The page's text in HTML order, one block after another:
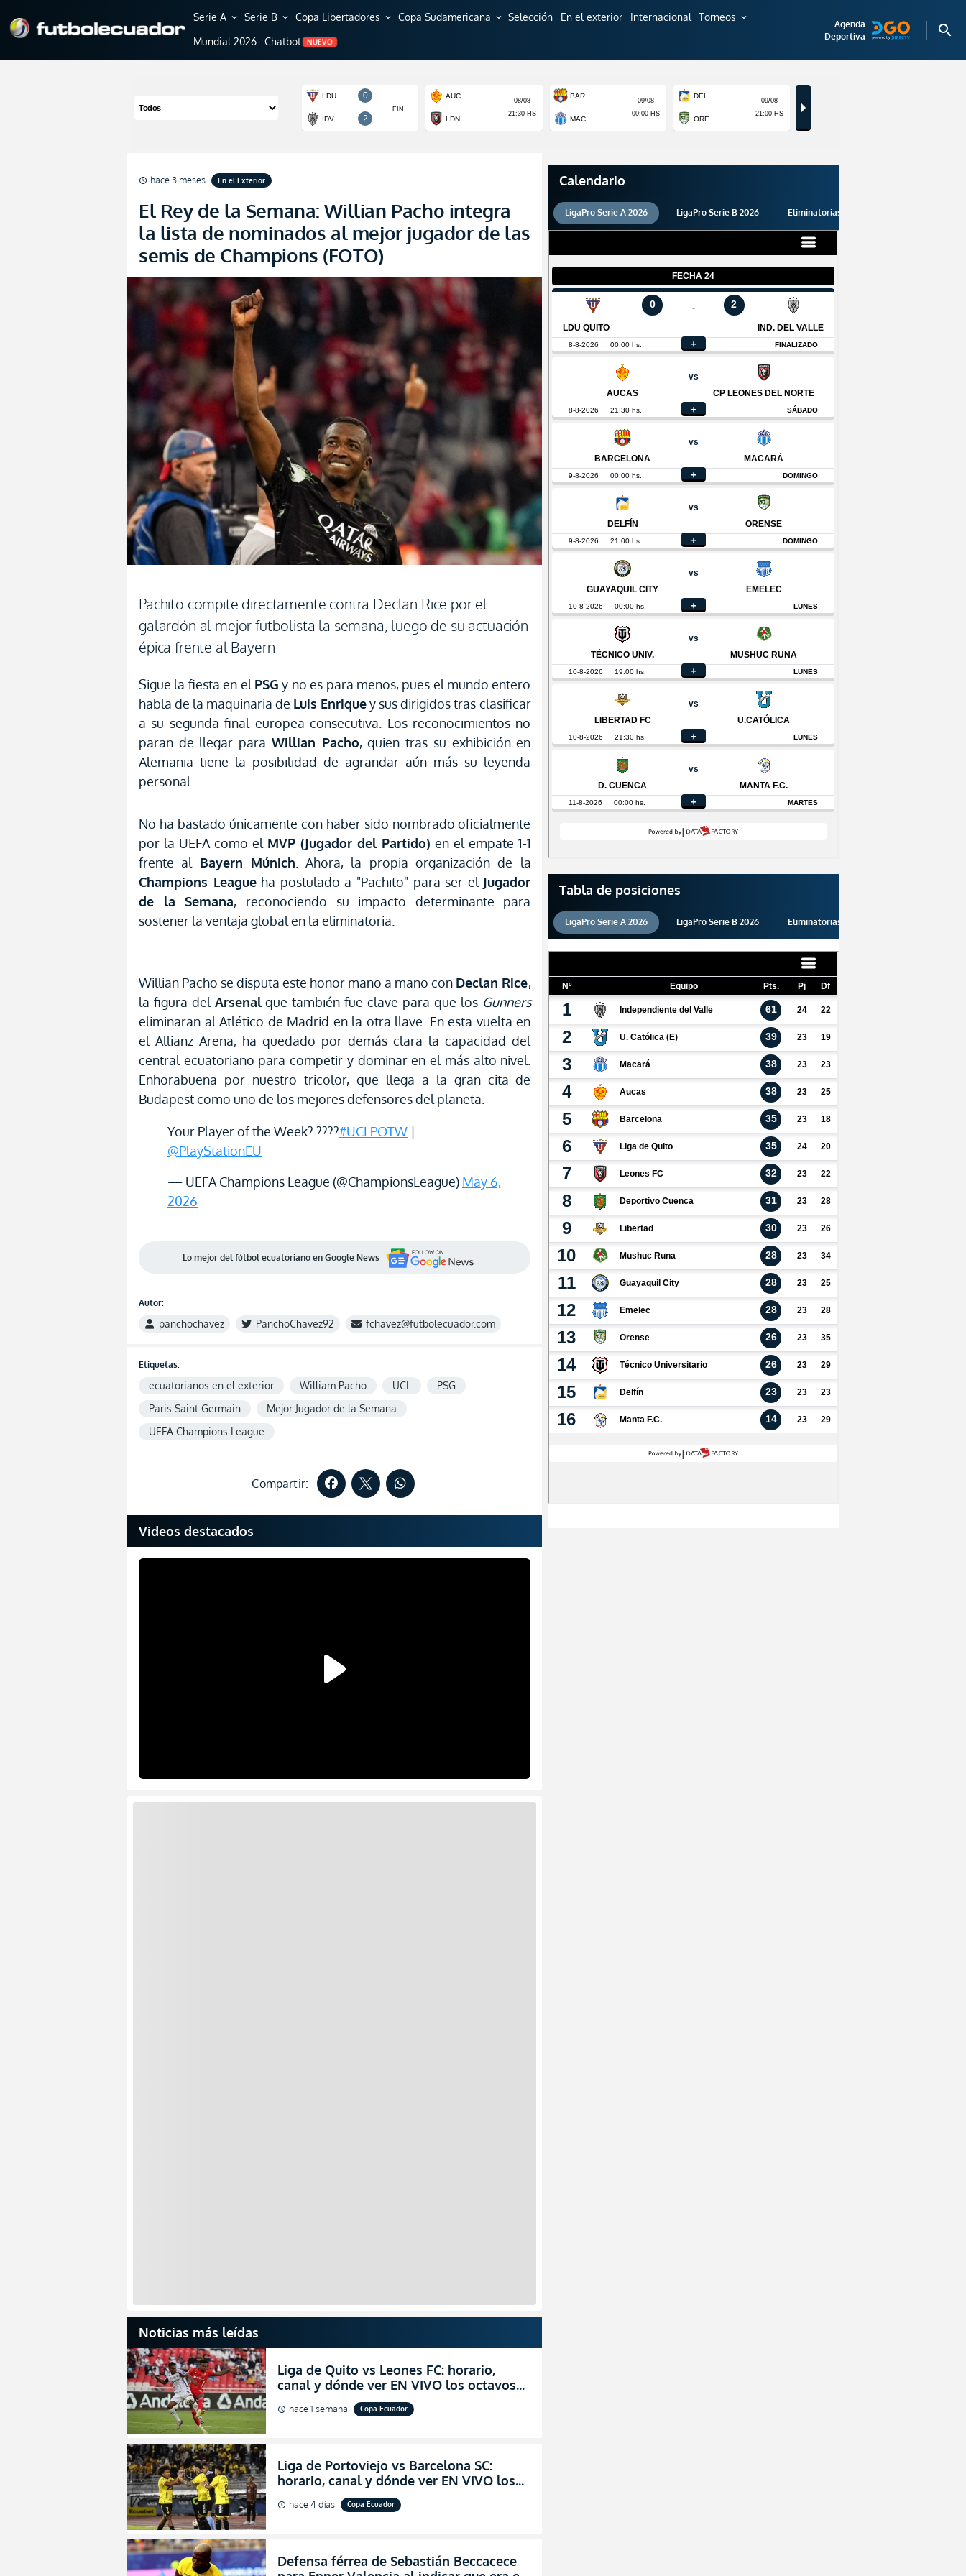
Serie A expand_more Serie B expand_more Copa Libertadores expand_more Copa Sudamericana expand_more Selección En el exterior Internacional Torneos expand_more
Mundial 2026 Chatbot NUEVO
Agenda
Deportiva
search
schedule hace 3 meses En el Exterior
El Rey de la Semana: Willian Pacho integra
la lista de nominados al mejor jugador de las
semis de Champions (FOTO)
Pachito compite directamente contra Declan Rice por el
galardón al mejor futbolista la semana, luego de su actuación
épica frente al Bayern
Sigue la fiesta en el PSG y no es para menos, pues el mundo entero
habla de la maquinaria de Luis Enriquey sus dirigidos tras clasificar
a su segunda final europea consecutiva. Los reconocimientos no
paran de llegar para Willian Pacho, quien tras su exhibición en
Alemania tiene la posibilidad de agrandar aún más su leyenda
personal.
No ha bastado únicamente con haber sido nombrado oficialmente
por la UEFA como el MVP (Jugador del Partido) en el empate 1-1
frente al Bayern Múnich . Ahora, la propia organización de la
Champions Leagueha postulado a "Pachito" para ser el Jugador
de la Semana, reconociendo su impacto determinante para
sostener la ventaja global en la eliminatoria.
Willian Pacho se disputa este honor mano a mano con Declan Rice,
la figura del Arsenalque también fue clave para que los Gunners
eliminaran al Atlético de Madrid en la otra llave. En esta vuelta en
el Allianz Arena, ha quedado por demás clara la capacidad del
central ecuatoriano para competir y dominar en el más alto nivel.
Enhorabuena por nuestro tricolor, que llega a la gran cita de
Budapest como uno de los mejores defensores del planeta.
Your Player of the Week? ????#UCLPOTW |
@PlayStationEU
— UEFA Champions League (@ChampionsLeague) May 6,
2026
Lo mejor del fútbol ecuatoriano en Google News
Autor:
panchochavez PanchoChavez92 fchavez@futbolecuador.com
Etiquetas:
ecuatorianos en el exterior William Pacho UCL
PSG
Paris Saint Germain
Mejor Jugador de la Semana
UEFA Champions League
Compartir:
Videos destacados
Noticias más leídas
Liga de Quito vs Leones FC: horario,
canal y dónde ver EN VIVO los octavos
de final de la Copa Ecuador 2026
schedule hace 1 semana Copa Ecuador
Liga de Portoviejo vs Barcelona SC:
horario, canal y dónde ver EN VIVO los
octavos de final de la Copa Ecuador 2026
schedule hace 4 días Copa Ecuador
Defensa férrea de Sebastián Beccacece
Calendario
LigaPro Serie A 2026 LigaPro Serie B 2026 Eliminatorias 2026
Tabla de posiciones
LigaPro Serie A 2026 LigaPro Serie B 2026 Eliminatorias 2026